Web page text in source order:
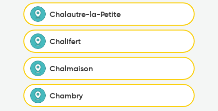
Chalautre-la-Petite
Chalifert
Chalmaison
Chambry